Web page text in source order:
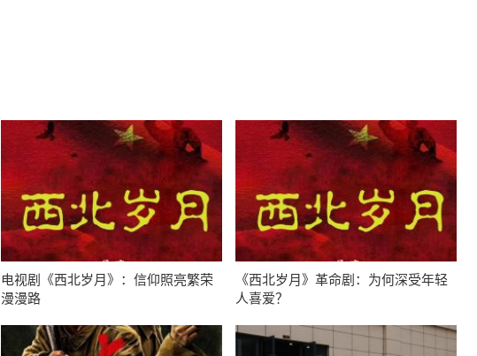
电视剧《西北岁月》：信仰照亮繁荣
漫漫路
《西北岁月》革命剧：为何深受年轻
人喜爱？